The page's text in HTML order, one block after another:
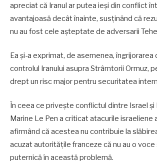
apreciat că Iranul ar putea ieși din conflict
avantajoasă decât înainte, susținând că
nu au fost cele așteptate de adversarii
Ea și-a exprimat, de asemenea, îngrijorarea
controlul Iranului asupra Strâmtorii Ormuz,
drept un risc major pentru securitatea
În ceea ce privește conflictul dintre Israel și
Marine Le Pen a criticat atacurile israeliene
afirmând că acestea nu contribuie la
acuzat autoritățile franceze că nu au o
puternică în această problemă.